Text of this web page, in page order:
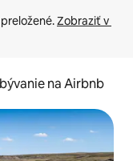
Zobraziť v
na Airbnb